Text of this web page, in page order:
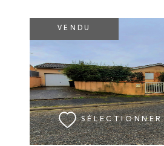
VENDU
SÉLECTIONNER
VOIR LE BIEN